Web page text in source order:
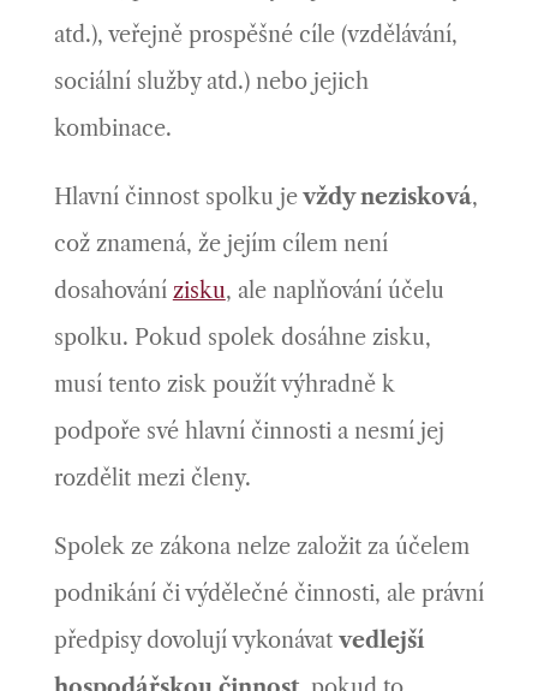
atd.), veřejně prospěšné cíle (vzdělávání,
sociální služby atd.) nebo jejich
kombinace.
Hlavní činnost spolku jevždy nezisková,
což znamená, že jejím cílem není
dosahování zisku, ale naplňování účelu
spolku. Pokud spolek dosáhne zisku,
musí tento zisk použít výhradně k
podpoře své hlavní činnosti a nesmí jej
rozdělit mezi členy.
Spolek ze zákona nelze založit za účelem
podnikání či výdělečné činnosti, ale právní
předpisy dovolují vykonávat vedlejší